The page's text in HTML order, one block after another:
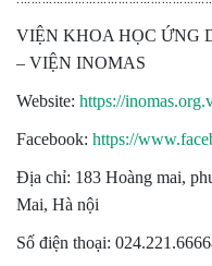
VIỆN KHOA HỌC ỨNG
– VIỆN INOMAS
Website: https://
Facebook: https://
Địa chỉ: 183 Hoàng mai,
Mai, Hà nội
Số điện thoại: